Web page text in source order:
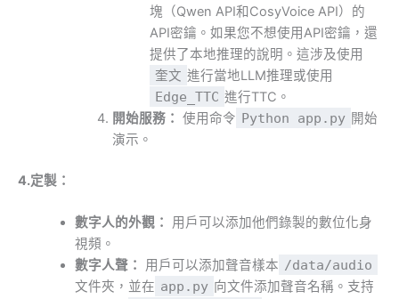
塊（Qwen API和CosyVoice API）的
API密鑰。如果您不想使用API密鑰，還
提供了本地推理的說明。這涉及使用
奎文 進行當地LLM推理或使用
Edge_TTC 進行TTC。
開始服務： 使用命令 Python app.py 開始
演示。
4.定製：
數字人的外觀：
用戶可以添加他們錄製的數位化身
視頻。
數字人聲：
用戶可以添加聲音樣本 /data/audio
文件夾，並在 app.py 向文件添加聲音名稱。支持